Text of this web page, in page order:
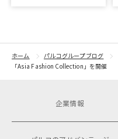
ホーム パルコグループブログ
「Asia Fashion Collection」を開催
企業情報